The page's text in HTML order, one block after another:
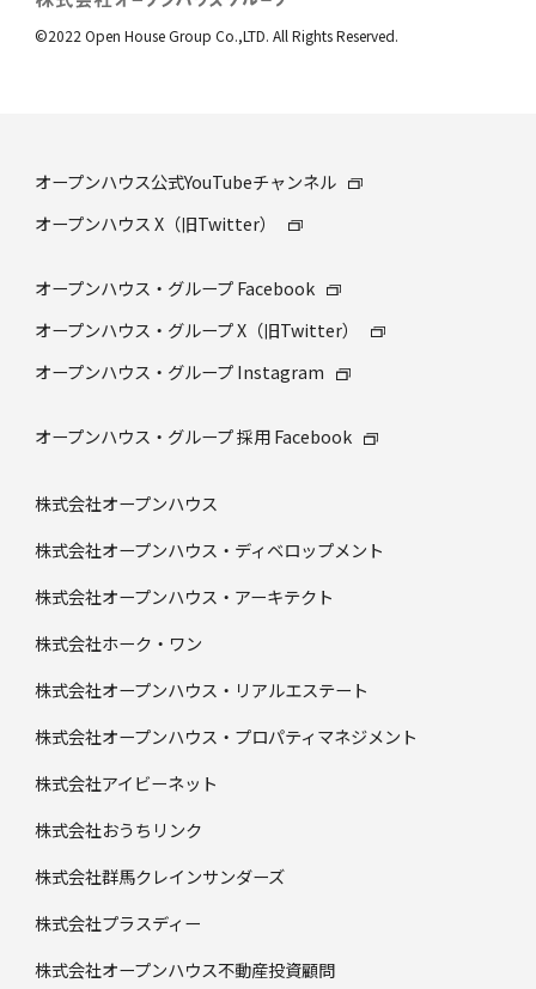
©2022 Open House Group Co.,LTD. All Rights Reserved.
オープンハウス公式YouTubeチャンネル
オープンハウス X（旧Twitter）
オープンハウス・グループ Facebook
オープンハウス・グループ X（旧Twitter）
オープンハウス・グループ Instagram
オープンハウス・グループ 採⽤ Facebook
株式会社オープンハウス
株式会社オープンハウス・ディベロップメント
株式会社オープンハウス・アーキテクト
株式会社ホーク・ワン
株式会社オープンハウス・リアルエステート
株式会社オープンハウス・プロパティマネジメント
株式会社アイビーネット
株式会社おうちリンク
株式会社群馬クレインサンダーズ
株式会社プラスディー
株式会社オープンハウス不動産投資顧問